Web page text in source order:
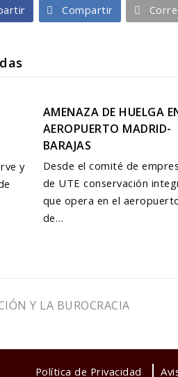
Compartir
y
AMENAZA DE HUELGA
AEROPUERTO MADRID-
BARAJAS
Desde el comité de
de UTE conservación
que opera en el
de…
Y LA BUROCRACIA
Política de Privacidad